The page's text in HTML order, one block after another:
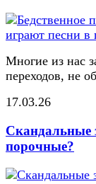
Многие из нас
переходов, не
17.03.26
Скандальные
порочные?